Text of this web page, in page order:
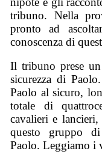
tribuno. Nella
pronto ad
conoscenza di
Il tribuno prese
sicurezza di
Paolo al sicuro,
totale di
cavalieri e
questo gruppo
Paolo. Leggiamo i